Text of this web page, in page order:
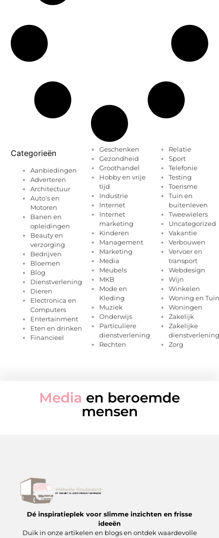
Categorieën
Aanbiedingen
Adverteren
Architectuur
Auto’s en
Motoren
Banen en
opleidingen
Beauty en
verzorging
Bedrijven
Bloemen
Blog
Dienstverlening
Dieren
Electronica en
Computers
Entertainment
Eten en drinken
Financieel
Geschenken
Gezondheid
Groothandel
Hobby en vrije
tijd
Industrie
Internet
Internet
marketing
Kinderen
Management
Marketing
Media
Meubels
MKB
Mode en
Kleding
Muziek
Onderwijs
Particuliere
dienstverlening
Rechten
Relatie
Sport
Telefonie
Testing
Toerisme
Tuin en
buitenleven
Tweewielers
Uncategorized
Vakantie
Verbouwen
Vervoer en
transport
Webdesign
Wijn
Winkelen
Woning en Tuin
Woningen
Zakelijk
Zakelijke
dienstverlening
Zorg
Media en beroemde
mensen
Dé inspiratieplek voor slimme inzichten en frisse
ideeën
Duik in onze artikelen en blogs en ontdek waardevolle